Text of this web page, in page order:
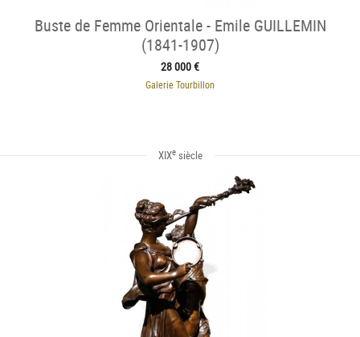
Buste de Femme Orientale - Emile GUILLEMIN
(1841-1907)
28 000 €
Galerie Tourbillon
XIXesiècle